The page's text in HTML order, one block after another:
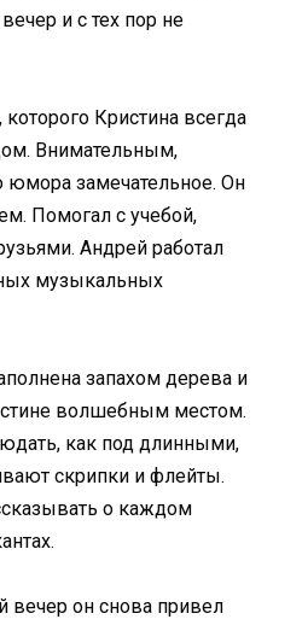
и с тех пор не
Кристина всегда
Внимательным,
юмора замечательное. Он
Помогал с учебой,
Андрей работал
музыкальных
запахом дерева и
волшебным местом.
как под длинными,
скрипки и флейты.
о каждом
вечер он снова привел